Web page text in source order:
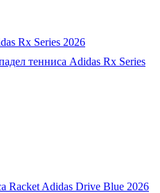
Rx Series 2026
тенниса Adidas Rx Series
Racket Adidas Drive Blue 2026